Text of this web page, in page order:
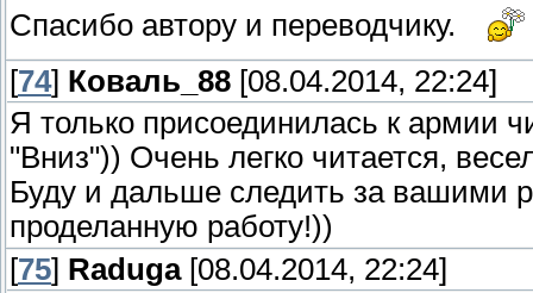
Спасибо автору и переводчику.
[74] Коваль_88 [08.04.2014, 22:24]
Я только присоединилась к армии
"Вниз")) Очень легко читается,
Буду и дальше следить за вашими
проделанную работу!))
[75] Raduga[08.04.2014, 22:24]